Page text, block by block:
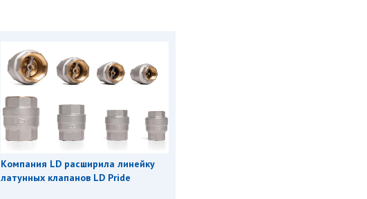
Компания LD расширила линейку
латунных клапанов LD Pride